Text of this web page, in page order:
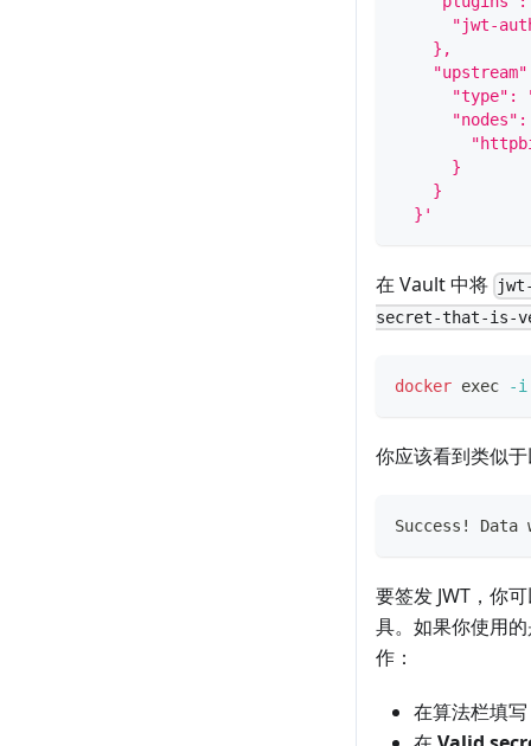
"jwt-
    },
"type":
"nodes":
      }
    }
  }'
在 Vault 中将
secret-that-is-
docker exec -i
你应该看到类似
Success!
要签发 JWT，你
具。如果你使用
作：
在算法栏填写